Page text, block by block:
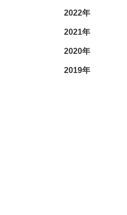
2022年
2021年
2020年
2019年